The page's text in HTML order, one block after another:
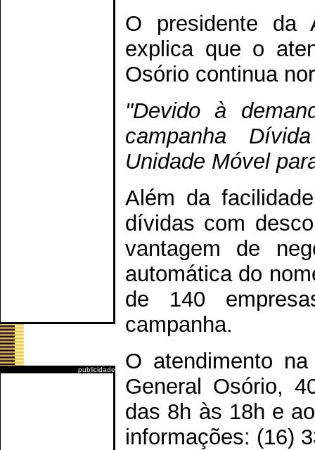
publicidade
O presidente da
explica que o
Osório continua
"Devido à
campanha
Unidade Móvel
Além da
dívidas com
vantagem de
automática do
de 140
campanha.
O atendimento
General Osório,
das 8h às 18h e
informações: (16)